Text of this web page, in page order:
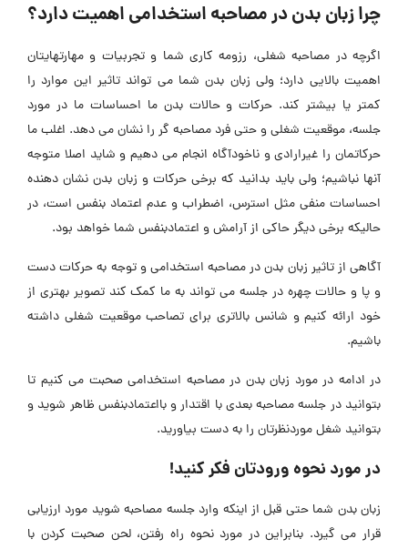
چرا زبان بدن در مصاحبه استخدامی اهمیت دارد؟
اگرچه در مصاحبه شغلی، رزومه کاری شما و تجربیات و مهارتهایتان
اهمیت بالایی دارد؛ ولی زبان بدن شما می تواند تاثیر این موارد را
کمتر یا بیشتر کند. حرکات و حالات بدن ما احساسات ما در مورد
جلسه، موقعیت شغلی و حتی فرد مصاحبه گر را نشان می دهد. اغلب ما
حرکاتمان را غیرارادی و ناخودآگاه انجام می دهیم و شاید اصلا متوجه
آنها نباشیم؛ ولی باید بدانید که برخی حرکات و زبان بدن نشان دهنده
احساسات منفی مثل استرس، اضطراب و عدم اعتماد بنفس است، در
حالیکه برخی دیگر حاکی از آرامش و اعتمادبنفس شما خواهد بود.
آگاهی از تاثیر زبان بدن در مصاحبه استخدامی و توجه به حرکات دست
و پا و حالات چهره در جلسه می تواند به ما کمک کند تصویر بهتری از
خود ارائه کنیم و شانس بالاتری برای تصاحب موقعیت شغلی داشته
باشیم.
در ادامه در مورد زبان بدن در مصاحبه استخدامی صحبت می کنیم تا
بتوانید در جلسه مصاحبه بعدی با اقتدار و بااعتمادبنفس ظاهر شوید و
بتوانید شغل موردنظرتان را به دست بیاورید.
در مورد نحوه ورودتان فکر کنید!
زبان بدن شما حتی قبل از اینکه وارد جلسه مصاحبه شوید مورد ارزیابی
قرار می گیرد. بنابراین در مورد نحوه راه رفتن، لحن صحبت کردن با